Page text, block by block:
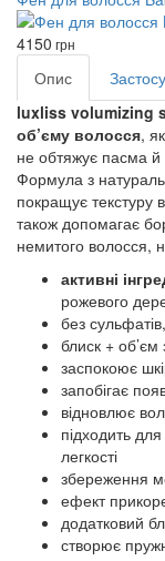
4150 грн
Опис
luxliss volumizing
об’єму волосся,
не обтяжує пасма
Формула з
покращує текстуру
також допомагає
немитого волосся,
активні
рожевого
без
блиск +
заспокоює
запобігає
відновлює
підходить
легкості
збереження
ефект
додатковий
створює